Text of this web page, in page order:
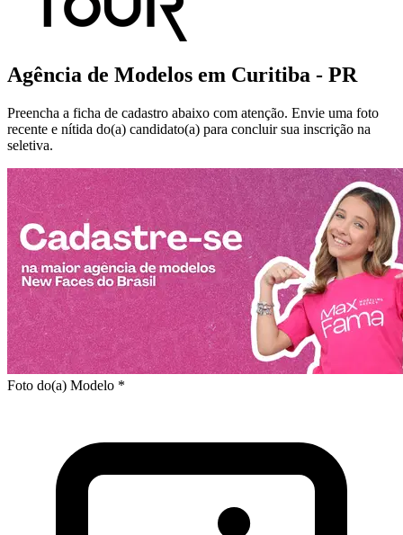
Agência de Modelos em Curitiba - PR
Preencha a ficha de cadastro abaixo com atenção. Envie uma foto
recente e nítida do(a) candidato(a) para concluir sua inscrição na
seletiva.
Foto do(a) Modelo *